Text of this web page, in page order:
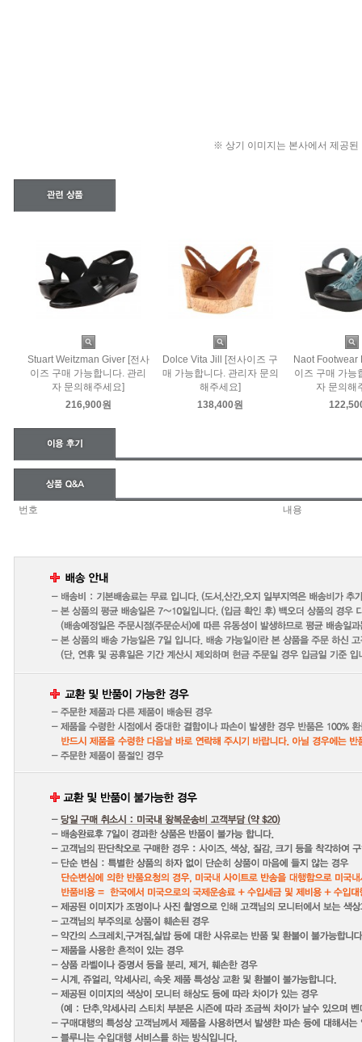
※ 상기 이미지는 본사에서 제공된
Stuart Weitzman Giver [전사
이즈 구매 가능합니다. 관리
자 문의해주세요]
216,900원
Dolce Vita Jill [전사이즈 구
매 가능합니다. 관리자 문의
해주세요]
138,400원
Naot Footwear
이즈 구매 가능
자 문의해